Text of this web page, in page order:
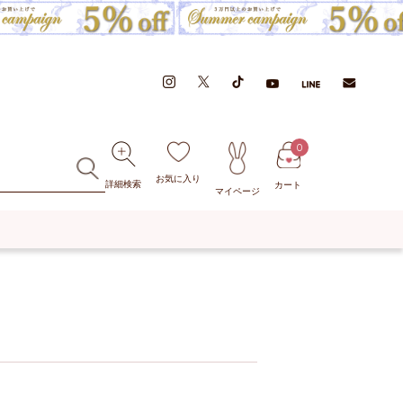
詳細検索
お気に入り
マイページ
カート
0